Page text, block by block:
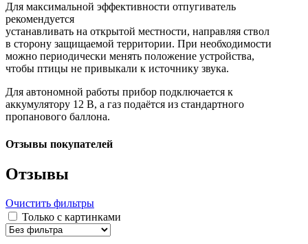
Для максимальной эффективности отпугиватель
рекомендуется
устанавливать на открытой местности, направляя ствол
в сторону защищаемой территории. При необходимости
можно периодически менять положение устройства,
чтобы птицы не привыкали к источнику звука.
Для автономной работы прибор подключается к
аккумулятору 12 В, а газ подаётся из стандартного
пропанового баллона.
Отзывы покупателей
Отзывы
Очистить фильтры
Только с картинками